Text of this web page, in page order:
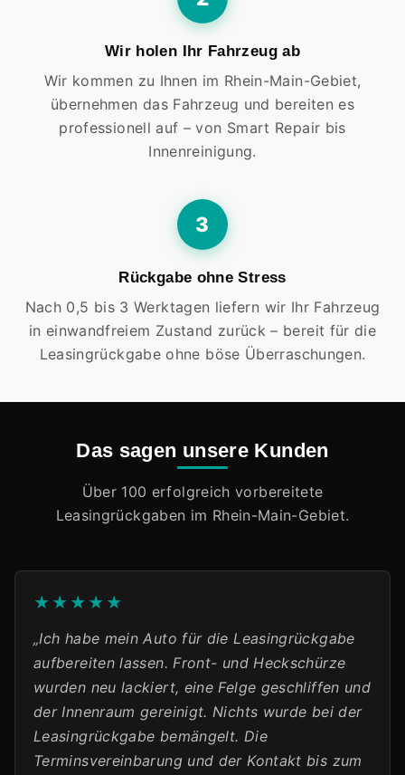
Wir holen Ihr Fahrzeug ab
Wir kommen zu Ihnen im Rhein-Main-Gebiet,
übernehmen das Fahrzeug und bereiten es
professionell auf – von Smart Repair bis
Innenreinigung.
3
Rückgabe ohne Stress
Nach 0,5 bis 3 Werktagen liefern wir Ihr Fahrzeug
in einwandfreiem Zustand zurück – bereit für die
Leasingrückgabe ohne böse Überraschungen.
Das sagen unsere Kunden
Über 100 erfolgreich vorbereitete
Leasingrückgaben im Rhein-Main-Gebiet.
★★★★★
„Ich habe mein Auto für die Leasingrückgabe
aufbereiten lassen. Front- und Heckschürze
wurden neu lackiert, eine Felge geschliffen und
der Innenraum gereinigt. Nichts wurde bei der
Leasingrückgabe bemängelt. Die
Terminsvereinbarung und der Kontakt bis zum